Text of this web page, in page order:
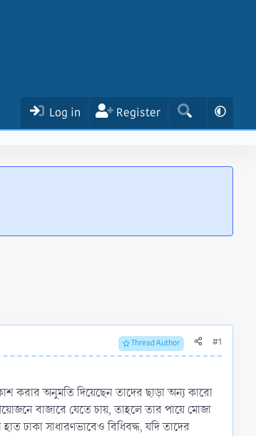
Log in Register
Thread Author #1
করার অনুমতি দিয়েছেন তাদের ছাড়া অন্য কারো
বাজারে যেতে চায়, তাহলে তার পায়ে মোজা
ঢাকা সাধারণভাবেও বিধিবদ্ধ, যদি তাদের